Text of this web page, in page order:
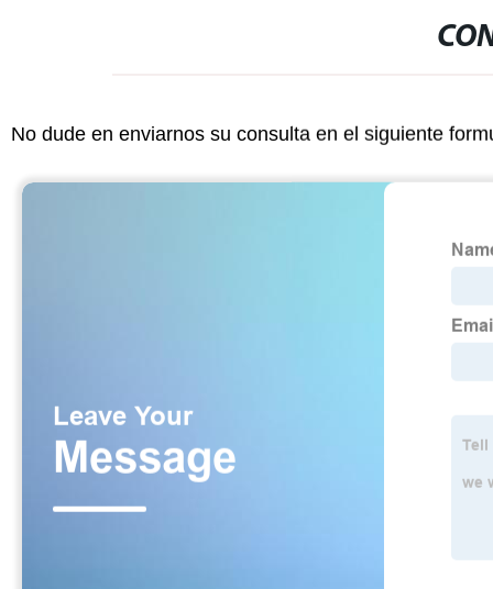
No dude en enviarnos su consulta en el siguiente